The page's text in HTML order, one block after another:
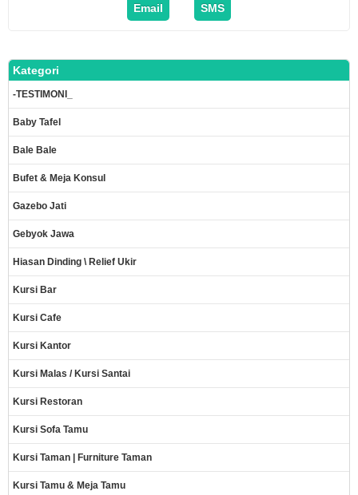
Email SMS
Kategori
-TESTIMONI_
Baby Tafel
Bale Bale
Bufet & Meja Konsul
Gazebo Jati
Gebyok Jawa
Hiasan Dinding \ Relief Ukir
Kursi Bar
Kursi Cafe
Kursi Kantor
Kursi Malas / Kursi Santai
Kursi Restoran
Kursi Sofa Tamu
Kursi Taman | Furniture Taman
Kursi Tamu & Meja Tamu